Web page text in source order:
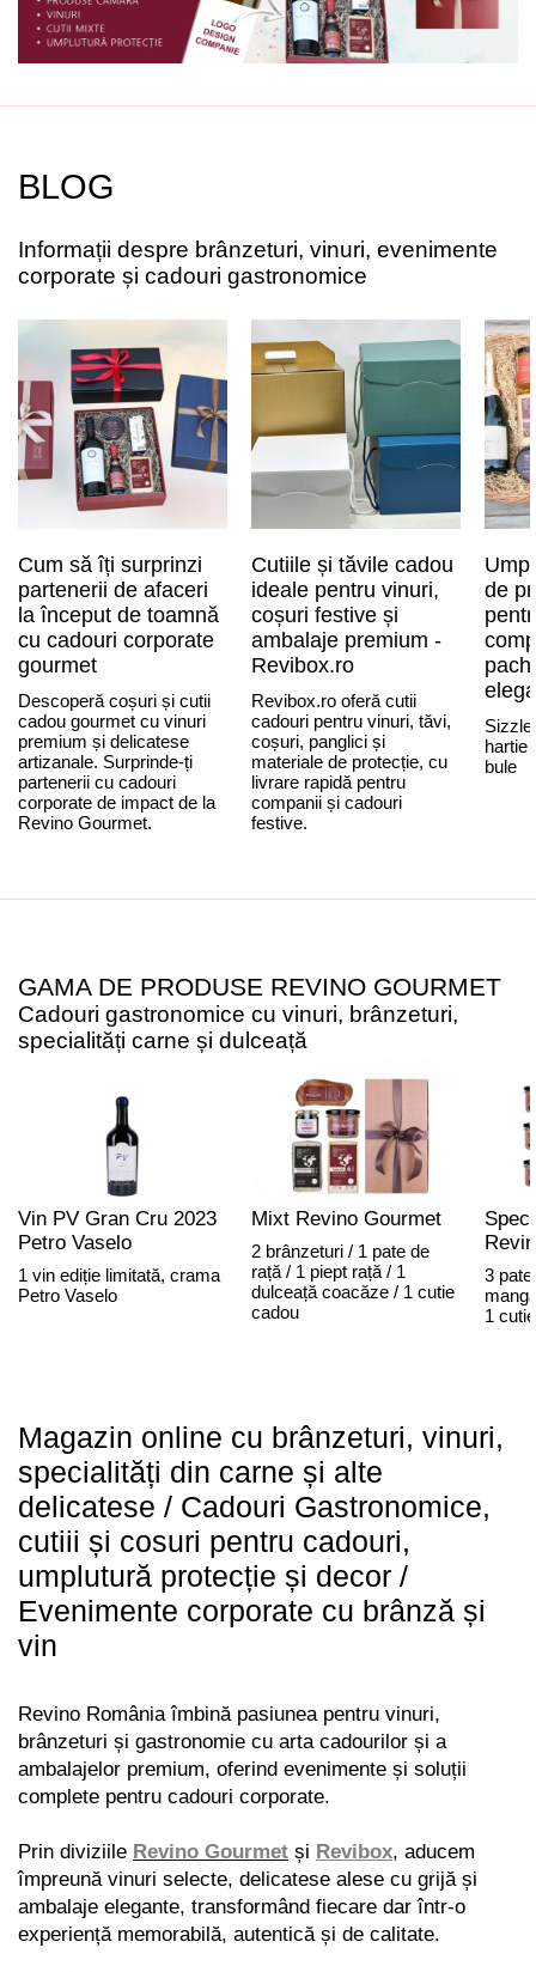
BLOG
Informații despre brânzeturi, vinuri, evenimente
corporate și cadouri gastronomice
Cum să îți surprinzi
partenerii de afaceri
la început de toamnă
cu cadouri corporate
gourmet
Descoperă coșuri și cutii
cadou gourmet cu vinuri
premium și delicatese
artizanale. Surprinde-ți
partenerii cu cadouri
corporate de impact de la
Revino Gourmet.
Cutiile și tăvile cadou
ideale pentru vinuri,
coșuri festive și
ambalaje premium -
Revibox.ro
Revibox.ro oferă cutii
cadouri pentru vinuri, tăvi,
coșuri, panglici și
materiale de protecție, cu
livrare rapidă pentru
companii și cadouri
festive.
de
hartie
bule
GAMA DE PRODUSE REVINO GOURMET
Cadouri gastronomice cu vinuri, brânzeturi,
specialități carne și dulceață
Vin PV Gran Cru 2023
Petro Vaselo
1 vin ediție limitată, crama
Petro Vaselo
Mixt Revino Gourmet
2 brânzeturi / 1 pate de
rață / 1 piept rață / 1
dulceață coacăze / 1 cutie
cadou
3
1
Magazin online cu brânzeturi, vinuri,
specialități din carne și alte
delicatese / Cadouri Gastronomice,
cutiii și cosuri pentru cadouri,
umplutură protecție și decor /
Evenimente corporate cu brânză și
vin
Revino România îmbină pasiunea pentru vinuri,
brânzeturi și gastronomie cu arta cadourilor și a
ambalajelor premium, oferind evenimente și soluții
complete pentru cadouri corporate.
Prin diviziile Revino Gourmet și Revibox, aducem
împreună vinuri selecte, delicatese alese cu grijă și
ambalaje elegante, transformând fiecare dar într-o
experiență memorabilă, autentică și de calitate.